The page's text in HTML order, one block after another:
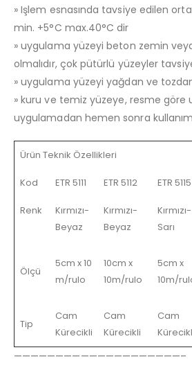
» Işlem esnasında tavsiye edilen
min. +5°C max.40°C dir
» uygulama yüzeyi beton zemin
olmalıdır, çok pütürlü yüzeyler
» uygulama yüzeyi yağdan ve tozdan
» kuru ve temiz yüzeye, resme göre
uygulamadan hemen sonra
Ürün Teknik Özellikleri
Kod ETR 5111 ETR 5112 ETR 5115
Renk
Kırmızı-
Beyaz
Kırmızı-
Beyaz
Kırmızı-
Sarı
Ölçü
5cm x 10
m/rulo
10cm x
10m/rulo
5cm x
10m/
Tip
Cam
Kürecikli
Cam
Kürecikli
Cam
————————————————————–